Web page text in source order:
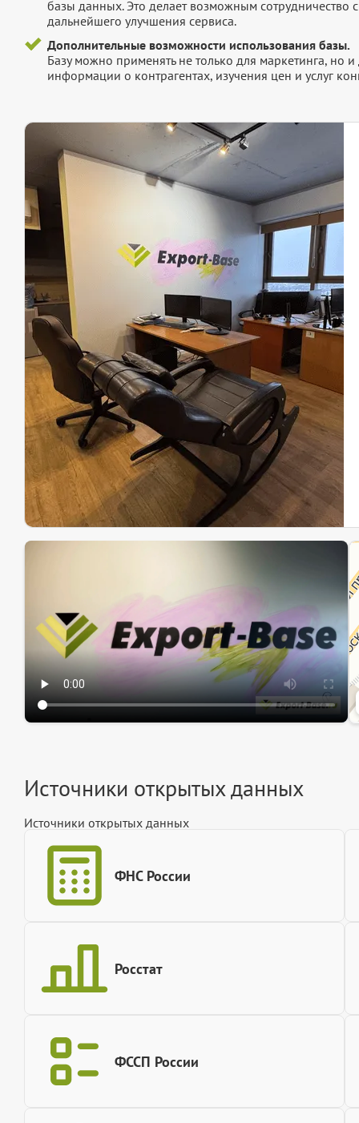
базы данных. Это делает возможным сотрудничество
дальнейшего улучшения сервиса.
Дополнительные возможности использования базы.
Базу можно применять не только для маркетинга, но
информации о контрагентах, изучения цен и услуг
Источники открытых данных
Источники открытых данных
ФНС России
Росстат
ФССП России